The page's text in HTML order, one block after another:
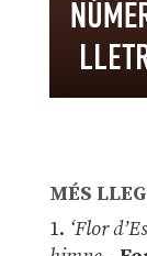
MÉS
1. ‘Flor